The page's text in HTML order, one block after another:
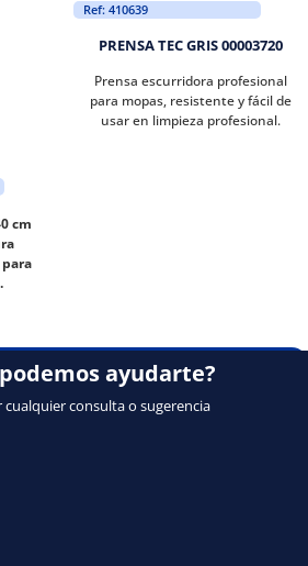
cm
Ref: 410639
PRENSA TEC GRIS 00003720
Prensa escurridora profesional
para mopas, resistente y fácil de
usar en limpieza profesional.
ayudarte?
cualquier consulta o sugerencia